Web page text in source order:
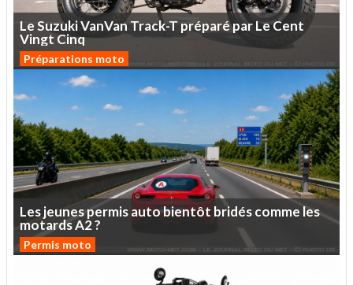
LeSuzukiVanVanTrack-TpréparéparLeCent
Vingt Cinq
Préparations moto
Lesjeunespermisautobientôt bridéscommeles
motardsA2?
Permis moto